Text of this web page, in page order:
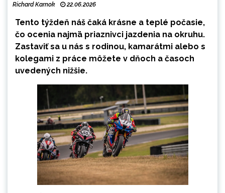
Richard Karnok 22.06.2026
Tento týždeň náš čaká krásne a teplé počasie,
čo ocenia najmä priaznivci jazdenia na okruhu.
Zastaviť sa u nás s rodinou, kamarátmi alebo s
kolegami z práce môžete v dňoch a časoch
uvedených nižšie.